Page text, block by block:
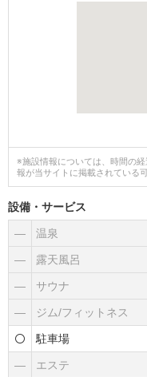
※施設情報については、時間の
報が当サイトに掲載されている
設備・サービス
― 温泉
― 露天風呂
― サウナ
― ジム/フィットネス
駐車場
― エステ